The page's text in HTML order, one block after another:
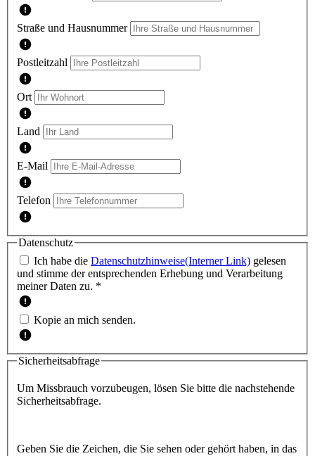
Straße und Hausnummer
Postleitzahl
Ort
Land
E-Mail
Telefon
Datenschutz
Ich habe die Datenschutzhinweise(Interner Link) gelesen
und stimme der entsprechenden Erhebung und Verarbeitung
meiner Daten zu. *
Kopie an mich senden.
Sicherheitsabfrage
Um Missbrauch vorzubeugen, lösen Sie bitte die nachstehende
Sicherheitsabfrage.
Geben Sie die Zeichen, die Sie sehen oder gehört haben, in das